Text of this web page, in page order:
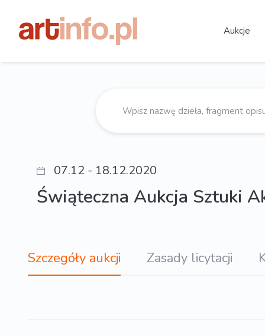
Aukcje
07.12 - 18.12.2020
Świąteczna Aukcja Sztuki
Szczegóły aukcji Zasady licytacji